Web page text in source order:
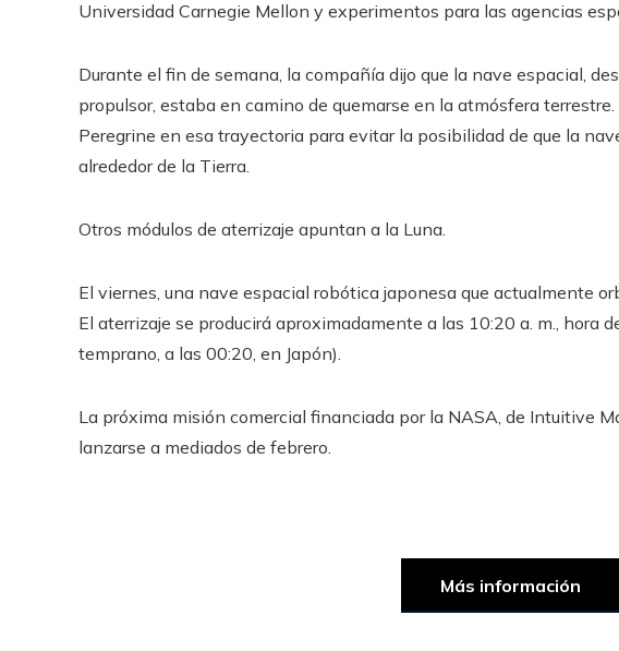
Universidad Carnegie Mellon y experimentos para las agencias
Durante el fin de semana, la compañía dijo que la nave espacial,
propulsor, estaba en camino de quemarse en la atmósfera
Peregrine en esa trayectoria para evitar la posibilidad de que la
alrededor de la Tierra.
Otros módulos de aterrizaje apuntan a la Luna.
El viernes, una nave espacial robótica japonesa que actualmente
El aterrizaje se producirá aproximadamente a las 10:20 a. m., hora
temprano, a las 00:20, en Japón).
La próxima misión comercial financiada por la NASA, de Intuitive
lanzarse a mediados de febrero.
Más información